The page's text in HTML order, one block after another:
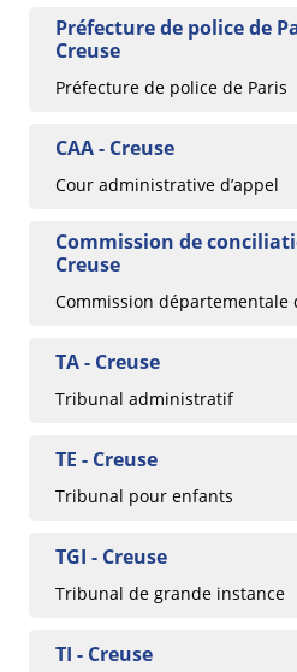
Préfecture de police de
Creuse
Préfecture de police de Paris
CAA - Creuse
Cour administrative d’appel
Commission de
Creuse
Commission départementale
TA - Creuse
Tribunal administratif
TE - Creuse
Tribunal pour enfants
TGI - Creuse
Tribunal de grande instance
TI - Creuse